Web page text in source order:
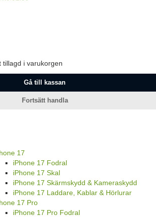
tillagd i varukorgen
Gå till kassan
Fortsätt handla
17
iPhone 17 Fodral
iPhone 17 Skal
iPhone 17 Skärmskydd & Kameraskydd
iPhone 17 Laddare, Kablar & Hörlurar
17 Pro
iPhone 17 Pro Fodral